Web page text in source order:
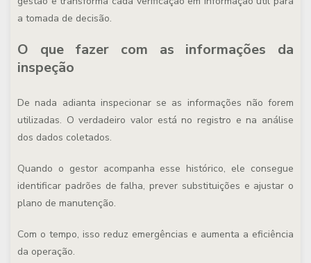
a tomada de decisão.
O que fazer com as informações da
inspeção
De nada adianta inspecionar se as informações não forem
utilizadas. O verdadeiro valor está no registro e na análise
dos dados coletados.
Quando o gestor acompanha esse histórico, ele consegue
identificar padrões de falha, prever substituições e ajustar o
plano de manutenção.
Com o tempo, isso reduz emergências e aumenta a eficiência
da operação.